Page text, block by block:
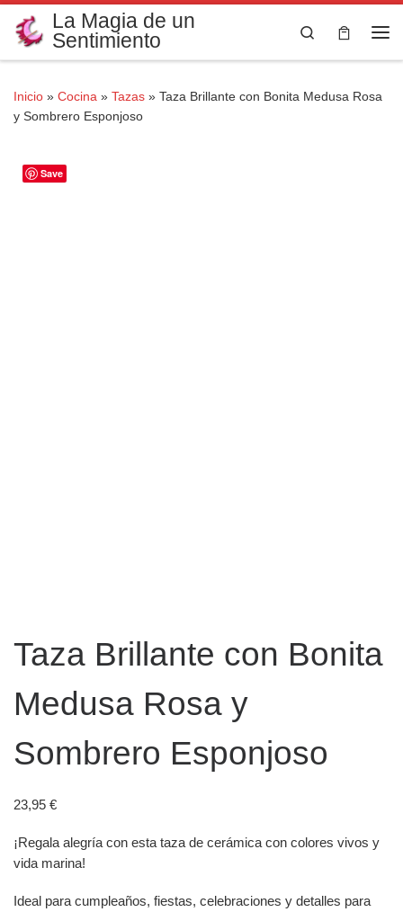
Saltar al contenido
La Magia de un
Sentimiento
Search
Inicio » Cocina » Tazas » Taza Brillante con Bonita Medusa Rosa
y Sombrero Esponjoso
Save
Taza Brillante con Bonita
Medusa Rosa y
Sombrero Esponjoso
23,95 €
¡Regala alegría con esta taza de cerámica con colores vivos y
vida marina!
Ideal para cumpleaños, fiestas, celebraciones y detalles para